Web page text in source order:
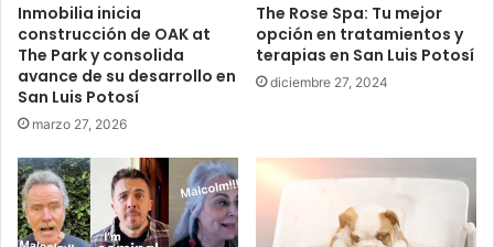
Inmobilia inicia
construcción de OAK at
The Park y consolida
avance de su desarrollo en
San Luis Potosí
marzo 27, 2026
The Rose Spa: Tu mejor
opción en tratamientos y
terapias en San Luis Potosí
diciembre 27, 2024